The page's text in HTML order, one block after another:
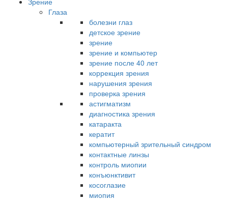
Глаза
болезни глаз
детское зрение
зрение
зрение и компьютер
зрение после 40 лет
коррекция зрения
нарушения зрения
проверка зрения
астигматизм
диагностика зрения
катаракта
кератит
компьютерный зрительный синдром
контактные линзы
контроль миопии
конъюнктивит
косоглазие
миопия